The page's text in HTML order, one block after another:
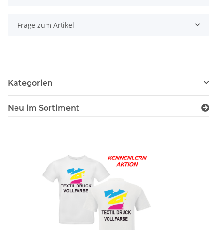
Frage zum Artikel
Kategorien
Neu im Sortiment